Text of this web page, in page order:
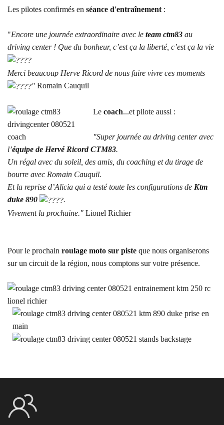
Les pilotes confirmés en séance d'entraînement :
"Encore une journée extraordinaire avec le team ctm83 au
driving center ! Que du bonheur, c’est ça la liberté, c’est ça la vie
Merci beaucoup Herve Ricord de nous faire vivre ces moments
" Romain Cauquil
Le coach...et pilote aussi :
"Super journée au driving center avec
l’équipe de Hervé RicordCTM83.
Un régal avec du soleil, des amis, du coaching et du tirage de
bourre avec Romain Cauquil.
Et la reprise d’Alicia qui a testé toute les configurations de Ktm
duke 890
.
Vivement la prochaine." Lionel Richier
Pour le prochain roulage moto sur piste que nous organiserons
sur un circuit de la région, nous comptons sur votre présence.